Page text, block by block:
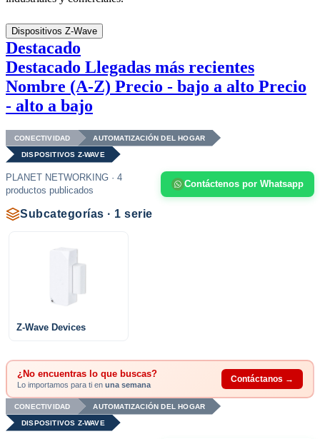
Dispositivos Z-Wave
Destacado
Destacado Llegadas más recientes
Nombre (A-Z) Precio - bajo a alto Precio
- alto a bajo
CONECTIVIDAD AUTOMATIZACIÓN DEL HOGAR
DISPOSITIVOS Z-WAVE
PLANET NETWORKING · 4
productos publicados
Contáctenos por Whatsapp
Subcategorías · 1 serie
Z-Wave Devices
¿No encuentras lo que buscas?
Lo importamos para ti en una semana
Contáctanos →
CONECTIVIDAD AUTOMATIZACIÓN DEL HOGAR
DISPOSITIVOS Z-WAVE